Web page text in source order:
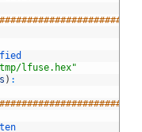
lfuse.hex"
) :